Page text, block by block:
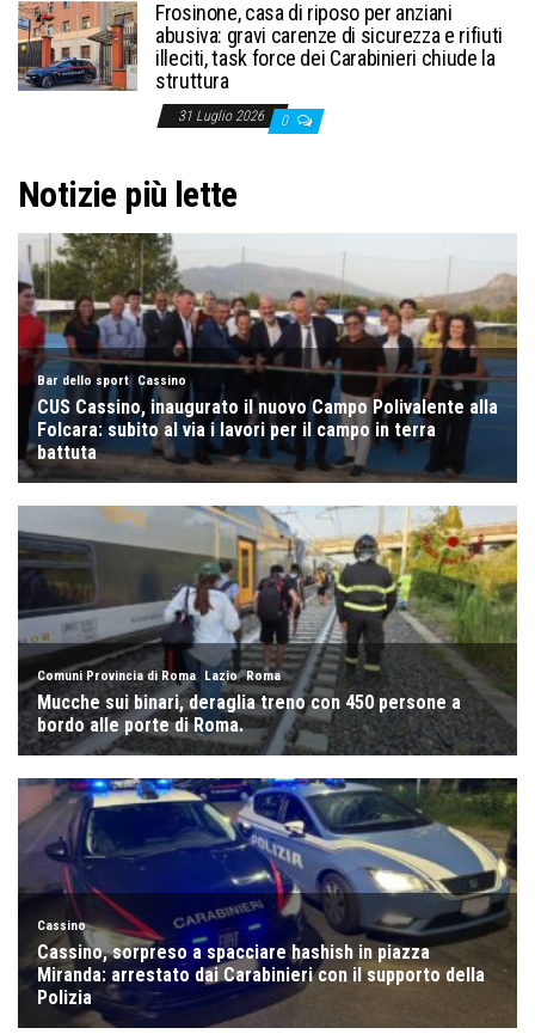
Frosinone, casa di riposo per anziani
abusiva: gravi carenze di sicurezza e rifiuti
illeciti, task force dei Carabinieri chiude la
struttura
31 Luglio 2026 0
Notizie più lette